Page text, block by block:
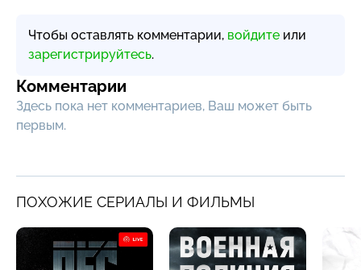
Чтобы оставлять комментарии, войдите или
зарегистрируйтесь.
Комментарии
Здесь пока нет комментариев, Ваш может быть
первым.
ПОХОЖИЕ СЕРИАЛЫ И ФИЛЬМЫ